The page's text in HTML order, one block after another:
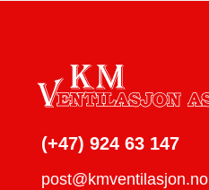
(+47) 924 63 147
post@kmventilasjon.no